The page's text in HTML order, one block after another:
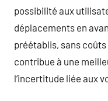
possibilité aux
déplacements en
préétablis, sans coûts
contribue à une
l’incertitude liée aux